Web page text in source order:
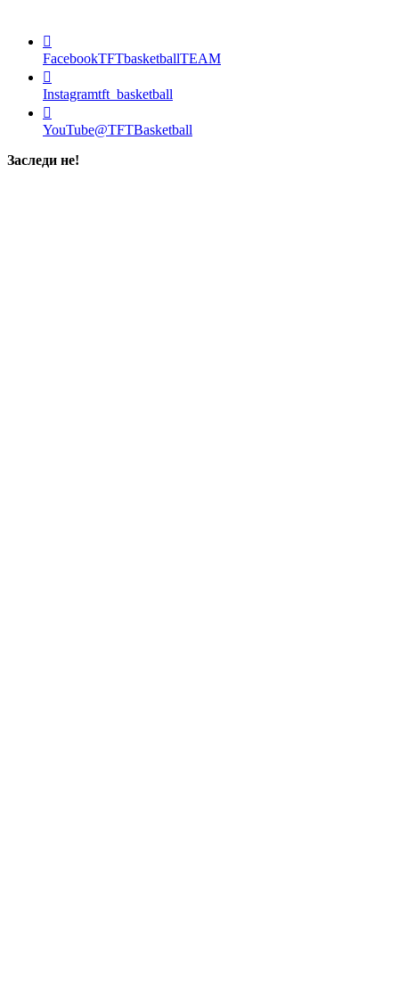
FacebookTFTbasketballTEAM
Instagramtft_basketball
YouTube@TFTBasketball
Заследи не!